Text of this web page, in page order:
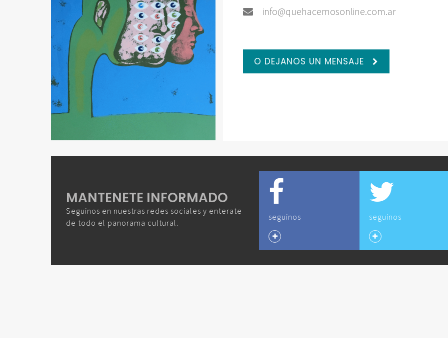
info@quehacemosonline.com.ar
O DEJANOS UN MENSAJE
MANTENETE INFORMADO
Seguinos en nuestras redes sociales y enterate
de todo el panorama cultural.
seguinos seguinos